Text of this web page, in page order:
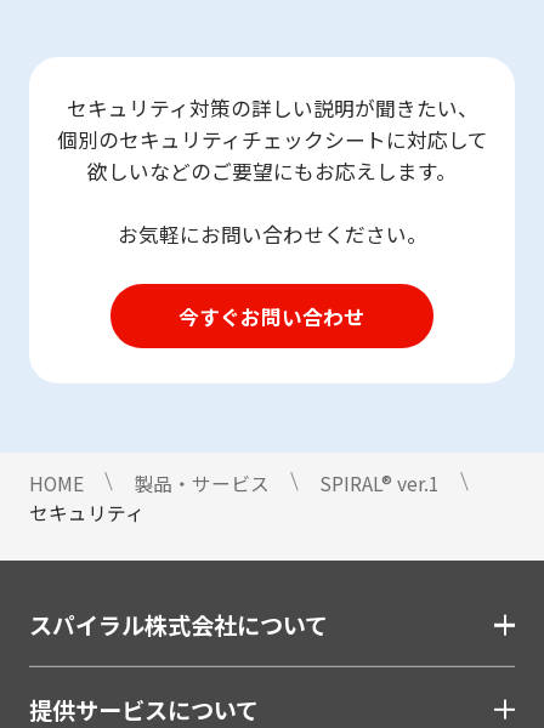
セキュリティ対策の詳しい説明が聞きたい、
個別のセキュリティチェックシートに対応して
欲しいなどのご要望にもお応えします。
お気軽にお問い合わせください。
今すぐお問い合わせ
HOME 製品・サービス
SPIRAL®︎ ver.1
セキュリティ
スパイラル株式会社について
提供サービスについて